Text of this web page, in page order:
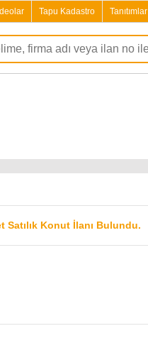
Tapu Kadastro Tanıtımlar
Satılık Konut İlanı Bulundu.